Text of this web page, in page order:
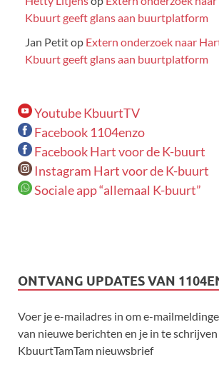
Kbuurt geeft glans aan buurtplatform
Jan Petitop Extern onderzoek naar
Kbuurt geeft glans aan buurtplatform
Youtube KbuurtTV
Facebook 1104enzo
Facebook Hart voor de K-buurt
Instagram Hart voor de K-buurt
Sociale app “allemaal K-buurt”
ONTVANG UPDATES VAN
Voer je e-mailadres in om e-
van nieuwe berichten en je in te
KbuurtTamTam nieuwsbrief